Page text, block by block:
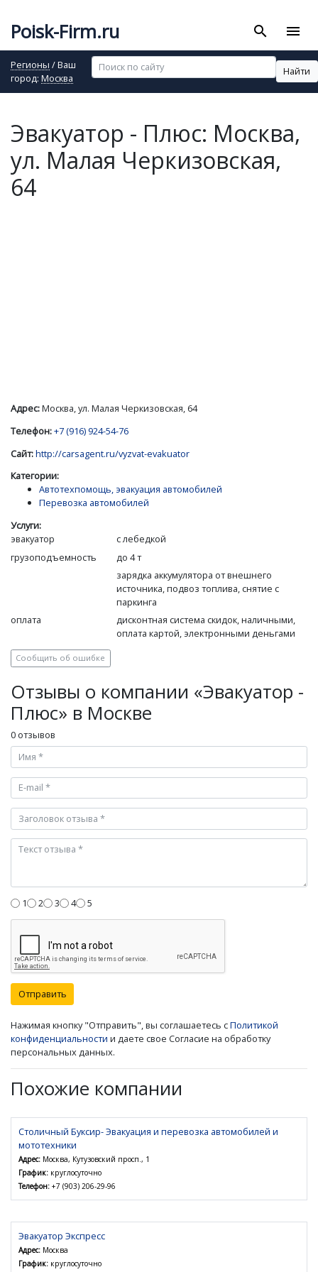
Poisk-Firm.ru search menu
Регионы / Ваш
город: Москва
Найти
Эвакуатор - Плюс: Москва,
ул. Малая Черкизовская,
64
Адрес:Москва, ул. Малая Черкизовская, 64
Телефон:+7 (916) 924-54-76
Сайт:http://carsagent.ru/vyzvat-evakuator
Категории:
Автотехпомощь, эвакуация автомобилей
Перевозка автомобилей
Услуги:
эвакуатор
с лебедкой
грузоподъемность
до 4 т
зарядка аккумулятора от внешнего
источника, подвоз топлива, снятие с
паркинга
оплата
дисконтная система скидок, наличными,
оплата картой, электронными деньгами
Сообщить об ошибке
Отзывы о компании «Эвакуатор -
Плюс» в Москве
0 отзывов
1 2 3 4 5
Отправить
Нажимая кнопку "Отправить", вы соглашаетесь сПолитикой
конфиденциальности и даете свое Согласие на обработку
персональных данных.
Похожие компании
Столичный Буксир- Эвакуация и перевозка автомобилей и
мототехники
Адрес: Москва, Кутузовский просп., 1
График: круглосуточно
Телефон: +7 (903) 206-29-96
Эвакуатор Экспресс
Адрес: Москва
График: круглосуточно